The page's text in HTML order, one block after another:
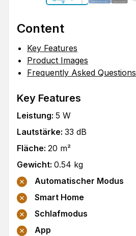
Content
Key Features
Product Images
Frequently Asked Questions
Key Features
Leistung: 5 W
Lautstärke: 33 dB
Fläche: 20 m²
Gewicht: 0.54 kg
Automatischer Modus
Smart Home
Schlafmodus
App